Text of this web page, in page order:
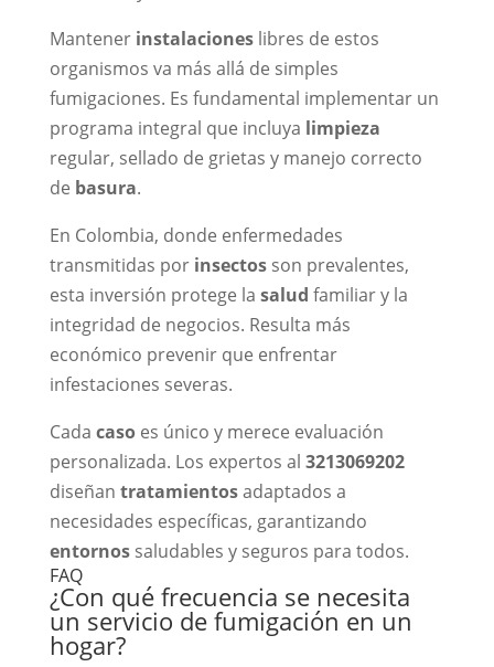
Mantener instalacioneslibres de estos
organismos va más allá de simples
fumigaciones. Es fundamental implementar un
programa integral que incluya limpieza
regular, sellado de grietas y manejo correcto
de basura.
En Colombia, donde enfermedades
transmitidas por insectosson prevalentes,
esta inversión protege la salud familiar y la
integridad de negocios. Resulta más
económico prevenir que enfrentar
infestaciones severas.
Cada casoes único y merece evaluación
personalizada. Los expertos al 3213069202
diseñan tratamientosadaptados a
necesidades específicas, garantizando
entornossaludables y seguros para todos.
FAQ
¿Con qué frecuencia se necesita
un servicio de fumigación en un
hogar?